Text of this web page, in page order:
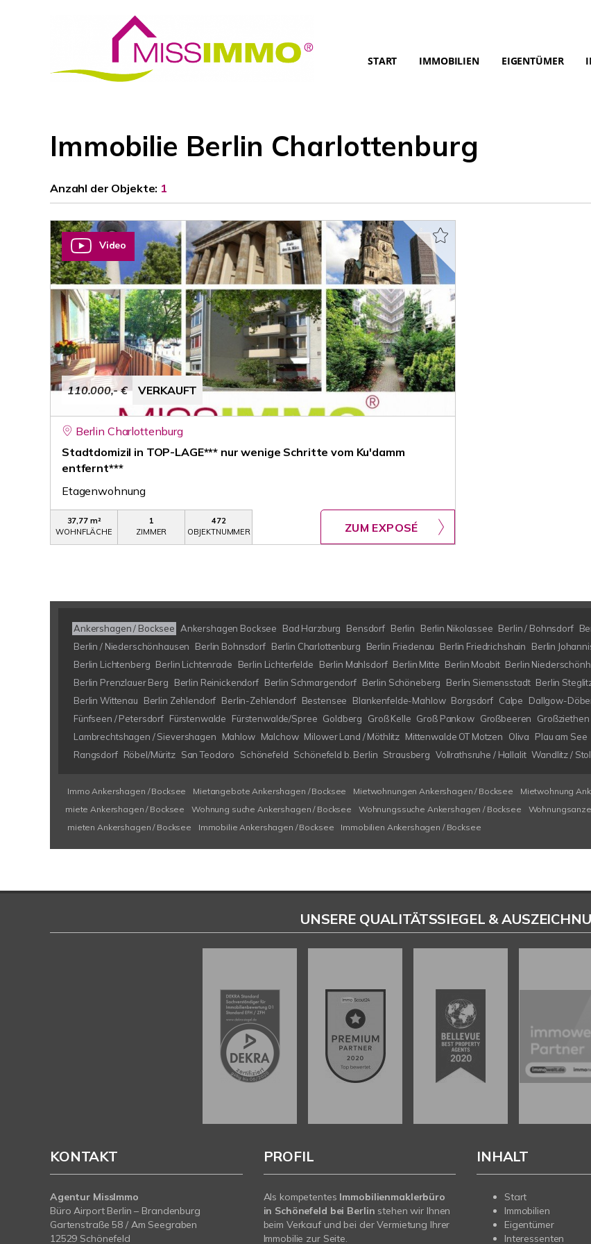
START IMMOBILIEN EIGENTÜMER
Immobilie Berlin Charlottenburg
Anzahl der Objekte: 1
110.000,- € VERKAUFT
Video
Berlin Charlottenburg
Stadtdomizil in TOP-LAGE*** nur wenige Schritte vom Ku'damm
entfernt***
Etagenwohnung
37,77 m²
WOHNFLÄCHE
1
ZIMMER
472
OBJEKTNUMMER
ZUM EXPOSÉ
Ankershagen / Bocksee Ankershagen Bocksee Bad Harzburg Bensdorf Berlin Berlin Nikolassee Berlin / Bohnsdorf
Berlin / Niederschönhausen
Berlin Bohnsdorf Berlin Charlottenburg Berlin Friedenau Berlin Friedrichshain Berlin
Berlin Lichtenberg Berlin Lichtenrade Berlin Lichterfelde Berlin Mahlsdorf Berlin Mitte Berlin Moabit Berlin
Berlin Prenzlauer Berg
Berlin Reinickendorf Berlin Schmargendorf Berlin Schöneberg Berlin Siemensstadt Berlin
Berlin Wittenau
Berlin Zehlendorf Berlin-Zehlendorf Bestensee Blankenfelde-Mahlow Borgsdorf Calpe Dallgow-
Fünfseen / Petersdorf Fürstenwalde Fürstenwalde/Spree Goldberg Groß Kelle Groß Pankow Großbeeren Großziethen
Lambrechtshagen / Sievershagen
Mahlow Malchow Milower Land / Möthlitz Mittenwalde OT Motzen Oliva Plau am See
Rangsdorf Röbel/Müritz San Teodoro Schönefeld Schönefeld b. Berlin Strausberg Vollrathsruhe / Hallalit Wandlitz /
Immo Ankershagen / Bocksee Mietangebote Ankershagen / Bocksee Mietwohnungen Ankershagen / Bocksee Mietwohnung
miete Ankershagen / Bocksee
Wohnung suche Ankershagen / Bocksee Wohnungssuche Ankershagen / Bocksee
mieten Ankershagen / Bocksee
Immobilie Ankershagen / Bocksee Immobilien Ankershagen / Bocksee
UNSERE QUALITÄTSSIEGEL &
KONTAKT
Agentur MissImmo
Büro Airport Berlin – Brandenburg
Gartenstraße 58 / Am Seegraben
12529 Schönefeld
PROFIL
Als kompetentes Immobilienmaklerbüro
in Schönefeld bei Berlin stehen wir Ihnen
beim Verkauf und bei der Vermietung Ihrer
Immobilie zur Seite.
INHALT
Start
Immobilien
Eigentümer
Interessenten